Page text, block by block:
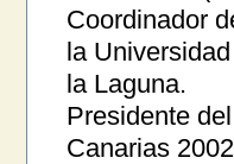
Coordinador
la
la Laguna.
Presidente
Canarias